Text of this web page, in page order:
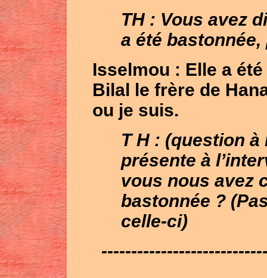
TH : Vous avez
a été bastonnée,
Isselmou : Elle a
Bilal le frère de
ou je suis.
T H : (question à
présente à
vous nous avez
bastonnée ?
celle-ci)